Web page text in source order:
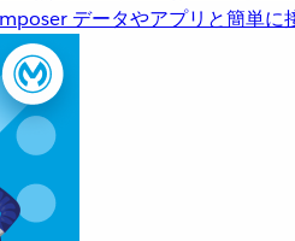
データやアプリと簡単に